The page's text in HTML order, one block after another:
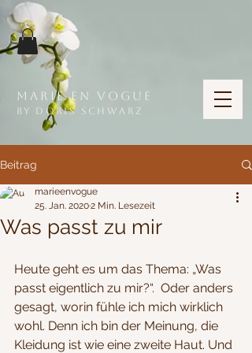
Marie en vogue
by Doris Schwarz
Beitrag
Was passt zu mir
marieenvogue
25. Jan. 20202 Min. Lesezeit
Heute geht es um das Thema: „Was
passt eigentlich zu mir?“.  Oder anders
gesagt, worin fühle ich mich wirklich
wohl. Denn ich bin der Meinung, die
Kleidung ist wie eine zweite Haut. Und